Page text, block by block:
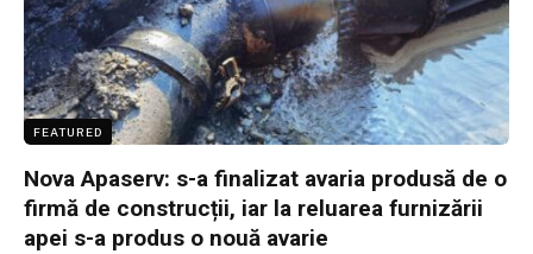
FEATURED
Nova Apaserv: s-a finalizat avaria produsă de o
firmă de construcții, iar la reluarea furnizării
apei s-a produs o nouă avarie